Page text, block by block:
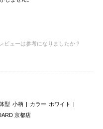
ビューは参考になりましたか？
型 小柄 カラー ホワイト
京都店